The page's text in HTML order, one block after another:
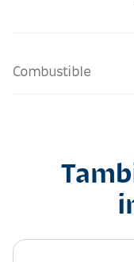
Combustible